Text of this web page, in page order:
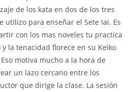
de los kata en dos de los tres
utilizo para enseñar el Sete Iai. Es
con los mas noveles tu practica
la tenacidad florece en su Keiko
motiva mucho a la hora de
un lazo cercano entre los
que dirige la clase. La sesión